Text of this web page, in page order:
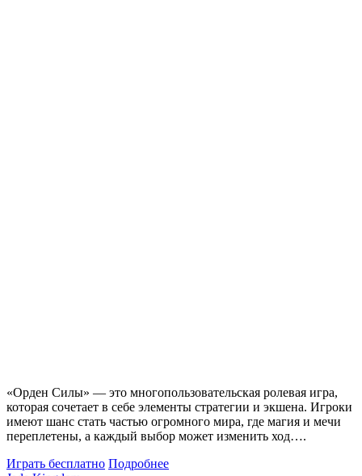
«Орден Силы» — это многопользовательская ролевая игра,
которая сочетает в себе элементы стратегии и экшена. Игроки
имеют шанс стать частью огромного мира, где магия и мечи
переплетены, а каждый выбор может изменить ход….
Играть бесплатно Подробнее